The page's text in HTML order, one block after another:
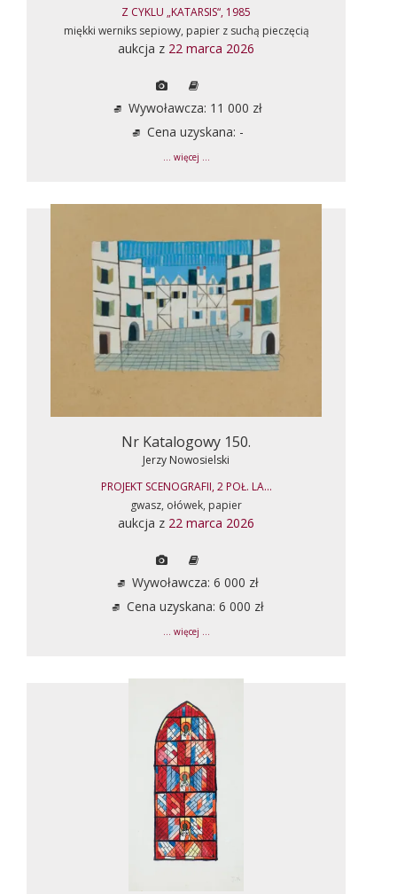
Z CYKLU „KATARSIS“, 1985
miękki werniks sepiowy, papier z suchą pieczęcią
aukcja z 22 marca 2026
Wywoławcza: 11 000 zł
Cena uzyskana: -
... więcej ...
Nr Katalogowy 150.
Jerzy Nowosielski
PROJEKT SCENOGRAFII, 2 POŁ. LA...
gwasz, ołówek, papier
aukcja z 22 marca 2026
Wywoławcza: 6 000 zł
Cena uzyskana: 6 000 zł
... więcej ...